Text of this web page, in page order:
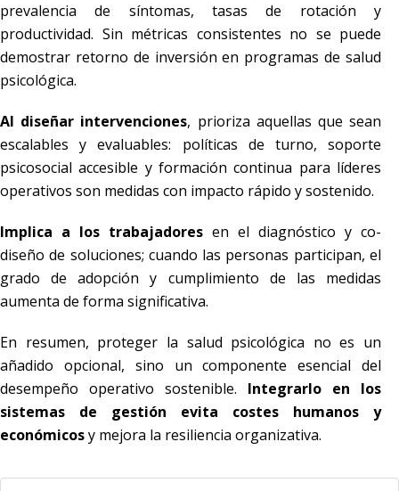
prevalencia de síntomas, tasas de rotación y
productividad. Sin métricas consistentes no se puede
demostrar retorno de inversión en programas de salud
psicológica.
Al diseñar intervenciones, prioriza aquellas que sean
escalables y evaluables: políticas de turno, soporte
psicosocial accesible y formación continua para líderes
operativos son medidas con impacto rápido y sostenido.
Implica a los trabajadores en el diagnóstico y co-
diseño de soluciones; cuando las personas participan, el
grado de adopción y cumplimiento de las medidas
aumenta de forma significativa.
En resumen, proteger la salud psicológica no es un
añadido opcional, sino un componente esencial del
desempeño operativo sostenible. Integrarlo en los
sistemas de gestión evita costes humanos y
económicosy mejora la resiliencia organizativa.